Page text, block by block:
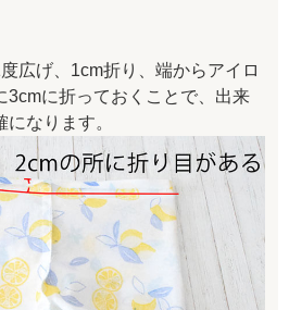
広げ、1cm折り、端からアイロ
3cmに折っておくことで、出来
になります。